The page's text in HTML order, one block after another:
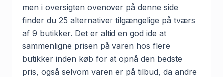
men i oversigten ovenover på denne side
finder du 25 alternativer tilgængelige på tværs
af 9 butikker. Det er altid en god ide at
sammenligne prisen på varen hos flere
butikker inden køb for at opnå den bedste
pris, også selvom varen er på tilbud, da andre